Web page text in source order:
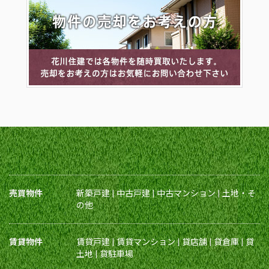
売買物件 新築戸建|中古戸建|中古マンション|土地・そ
の他
賃貸物件 賃貸戸建|賃貸マンション|貸店舗|貸倉庫|貸
土地|貸駐車場